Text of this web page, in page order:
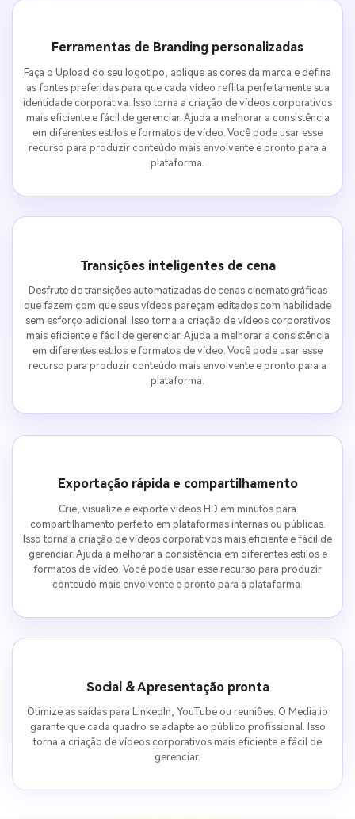
Ferramentas de Branding personalizadas
Faça o Upload do seu logotipo, aplique as cores da marca e defina
as fontes preferidas para que cada vídeo reflita perfeitamente sua
identidade corporativa. Isso torna a criação de vídeos corporativos
mais eficiente e fácil de gerenciar. Ajuda a melhorar a consistência
em diferentes estilos e formatos de vídeo. Você pode usar esse
recurso para produzir conteúdo mais envolvente e pronto para a
plataforma.
Transições inteligentes de cena
Desfrute de transições automatizadas de cenas cinematográficas
que fazem com que seus vídeos pareçam editados com habilidade
sem esforço adicional. Isso torna a criação de vídeos corporativos
mais eficiente e fácil de gerenciar. Ajuda a melhorar a consistência
em diferentes estilos e formatos de vídeo. Você pode usar esse
recurso para produzir conteúdo mais envolvente e pronto para a
plataforma.
Exportação rápida e compartilhamento
Crie, visualize e exporte vídeos HD em minutos para
compartilhamento perfeito em plataformas internas ou públicas.
Isso torna a criação de vídeos corporativos mais eficiente e fácil de
gerenciar. Ajuda a melhorar a consistência em diferentes estilos e
formatos de vídeo. Você pode usar esse recurso para produzir
conteúdo mais envolvente e pronto para a plataforma.
Social & Apresentação pronta
Otimize as saídas para LinkedIn, YouTube ou reuniões. O Media.io
garante que cada quadro se adapte ao público profissional. Isso
torna a criação de vídeos corporativos mais eficiente e fácil de
gerenciar.